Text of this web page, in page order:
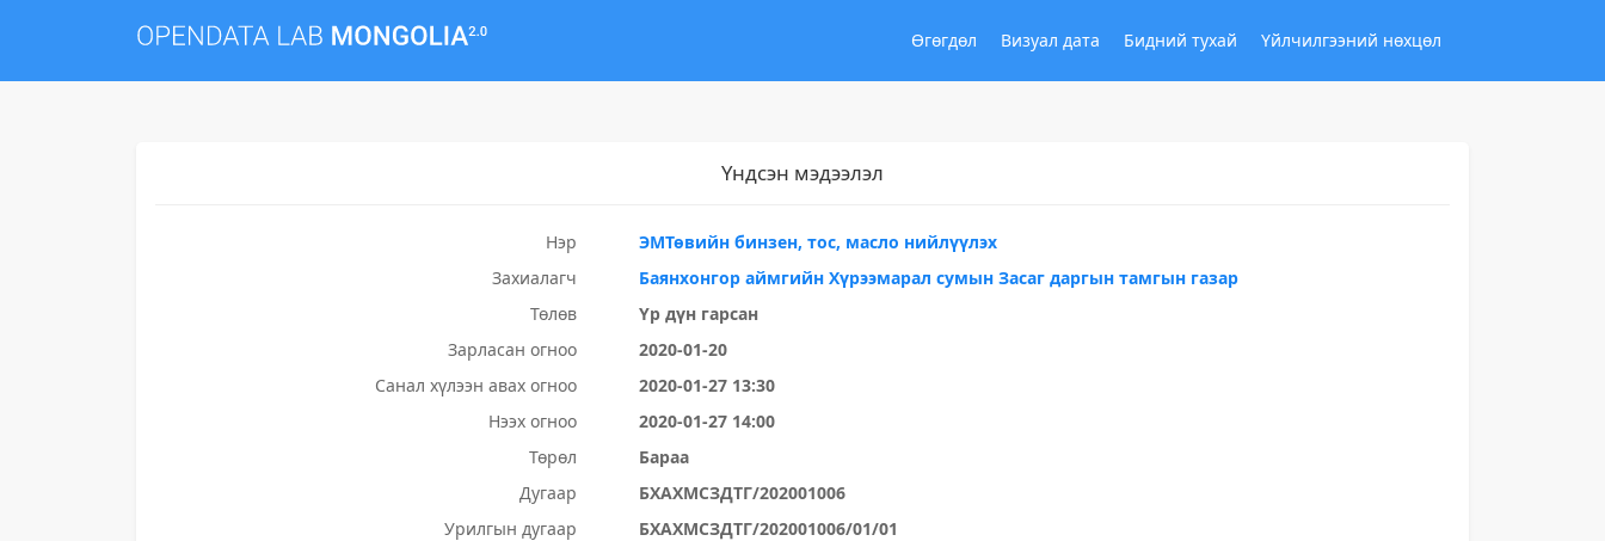
Өгөгдөл Визуал дата Бидний тухай Үйлчилгээний нөхцөл
Үндсэн мэдээлэл
Нэр
ЭМТөвийн бинзен, тос, масло нийлүүлэх
Захиалагч
Баянхонгор аймгийн Хүрээмарал сумын Засаг даргын тамгын газар
Төлөв
Үр дүн гарсан
Зарласан огноо
2020-01-20
Санал хүлээн авах огноо
2020-01-27 13:30
Нээх огноо
2020-01-27 14:00
Төрөл
Бараа
Дугаар
БХАХМСЗДТГ/202001006
Урилгын дугаар
БХАХМСЗДТГ/202001006/01/01